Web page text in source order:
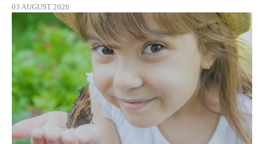
03 AUGUST 2026